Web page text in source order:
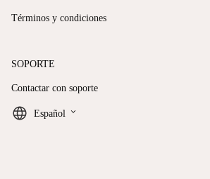
Términos y condiciones
SOPORTE
Contactar con soporte
Español keyboard_arrow_down